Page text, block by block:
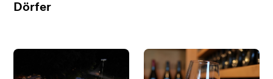
Dörfer